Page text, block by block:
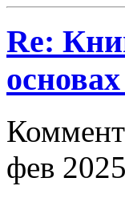
Re:
фев